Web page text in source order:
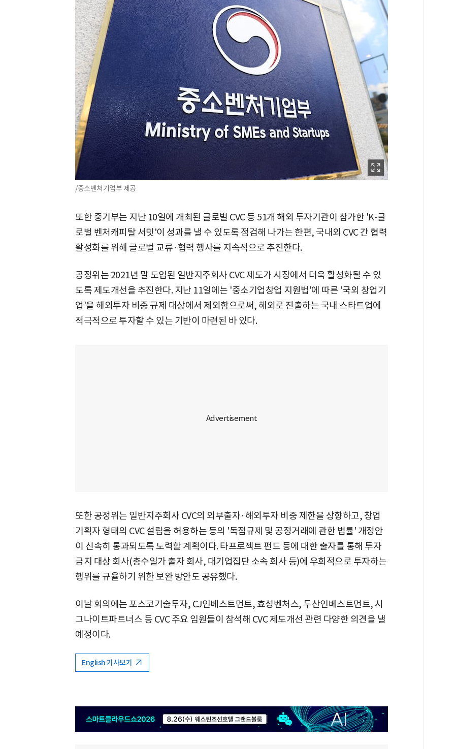
/중소벤처기업부 제공
또한 중기부는 지난 10일에 개최된 글로벌 CVC 등 51개 해외 투자기관이 참가한 'K-글
로벌 벤처캐피탈 서밋'이 성과를 낼 수 있도록 점검해 나가는 한편, 국내외 CVC 간 협력
활성화를 위해 글로벌 교류·협력 행사를 지속적으로 추진한다.
공정위는 2021년 말 도입된 일반지주회사 CVC 제도가 시장에서 더욱 활성화될 수 있
도록 제도개선을 추진한다. 지난 11일에는 '중소기업창업 지원법'에 따른 '국외 창업기
업'을 해외투자 비중 규제 대상에서 제외함으로써, 해외로 진출하는 국내 스타트업에
적극적으로 투자할 수 있는 기반이 마련된 바 있다.
또한 공정위는 일반지주회사 CVC의 외부출자·해외투자 비중 제한을 상향하고, 창업
기획자 형태의 CVC 설립을 허용하는 등의 '독점규제 및 공정거래에 관한 법률' 개정안
이 신속히 통과되도록 노력할 계획이다. 타프로젝트 펀드 등에 대한 출자를 통해 투자
금지 대상 회사(총수일가 출자 회사, 대기업집단 소속 회사 등)에 우회적으로 투자하는
행위를 규율하기 위한 보완 방안도 공유했다.
이날 회의에는 포스코기술투자, CJ인베스트먼트, 효성벤처스, 두산인베스트먼트, 시
그나이트파트너스 등 CVC 주요 임원들이 참석해 CVC 제도개선 관련 다양한 의견을 낼
예정이다.
English 기사보기